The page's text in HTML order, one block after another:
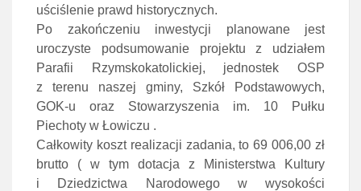
uściślenie prawd historycznych.
Po zakończeniu inwestycji planowane jest
uroczyste podsumowanie projektu z udziałem
Parafii Rzymskokatolickiej, jednostek OSP
z terenu naszej gminy, Szkół Podstawowych,
GOK-u oraz Stowarzyszenia im. 10 Pułku
Piechoty w Łowiczu .
Całkowity koszt realizacji zadania, to 69 006,00 zł
brutto ( w tym dotacja z Ministerstwa Kultury
i Dziedzictwa Narodowego w wysokości